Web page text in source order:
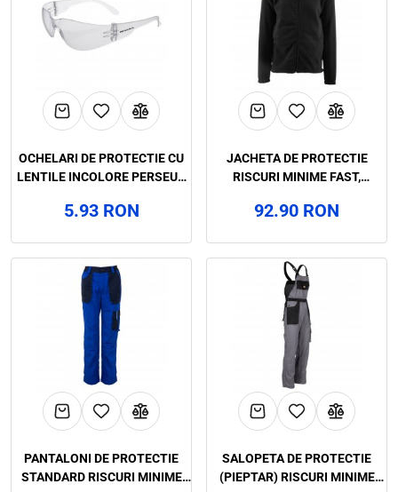
OCHELARI DE PROTECTIE CU
LENTILE INCOLORE PERSEUS
5.93 RON
JACHETA DE PROTECTIE
RISCURI MINIME FAST,
92.90 RON
PANTALONI DE PROTECTIE
STANDARD RISCURI MINIME
SALOPETA DE PROTECTIE
(PIEPTAR) RISCURI MINIME